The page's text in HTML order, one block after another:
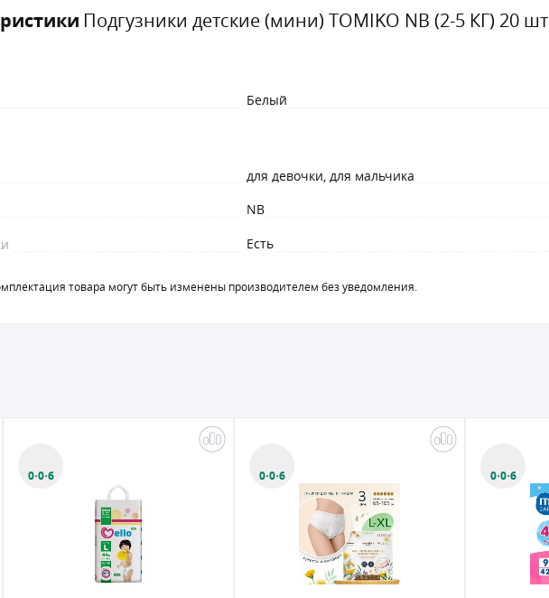
Подгузники детские (мини) TOMIKO NB (2-5 КГ) 20 шт
Белый
для девочки, для мальчика
NB
Есть
товара могут быть изменены производителем без уведомления.
0·0·6 0·0·6 0·0·6